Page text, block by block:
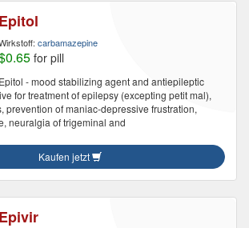
Epitol
carbamazepine
for pill
Epitol - mood stabilizing agent and antiepileptic
for treatment of epilepsy (excepting petit mal),
prevention of maniac-depressive frustration,
neuralgia of trigeminal and
Kaufen jetzt
Epivir